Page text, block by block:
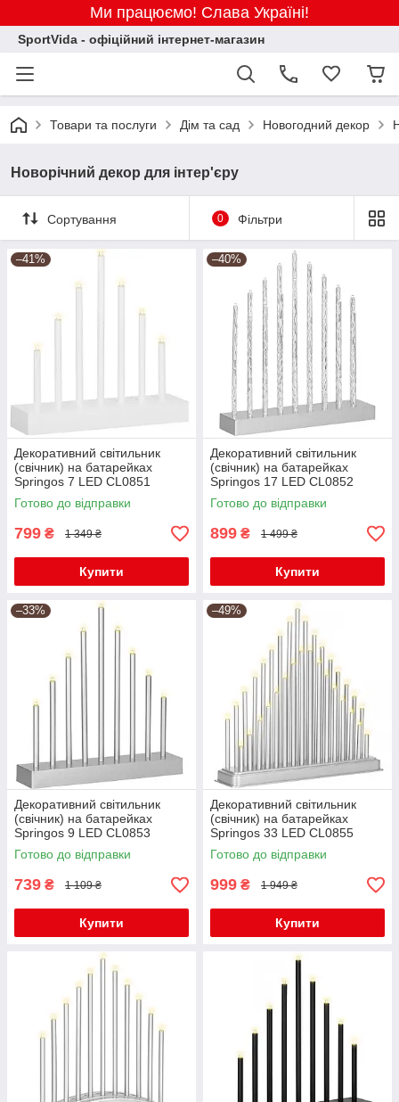
Ми працюємо! Слава Україні!
SportVida - офіційний інтернет-магазин
Товари та послуги Дім та сад Новогодний декор
Новорічний декор для інтер'єру
Сортування 0 Фільтри
–41%
Декоративний світильник
(свічник) на батарейках
Springos 7 LED CL0851
Готово до відправки
799 ₴ 1 349 ₴
Купити
–40%
Декоративний світильник
(свічник) на батарейках
Springos 17 LED CL0852
Готово до відправки
899 ₴ 1 499 ₴
Купити
–33%
Декоративний світильник
(свічник) на батарейках
Springos 9 LED CL0853
Готово до відправки
739 ₴ 1 109 ₴
Купити
–49%
Декоративний світильник
(свічник) на батарейках
Springos 33 LED CL0855
Готово до відправки
999 ₴ 1 949 ₴
Купити